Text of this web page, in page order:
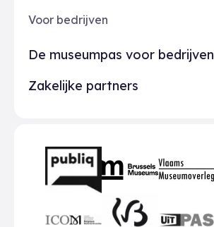
Voor bedrijven
De museumpas voor bedrijven
Zakelijke partners
Partners